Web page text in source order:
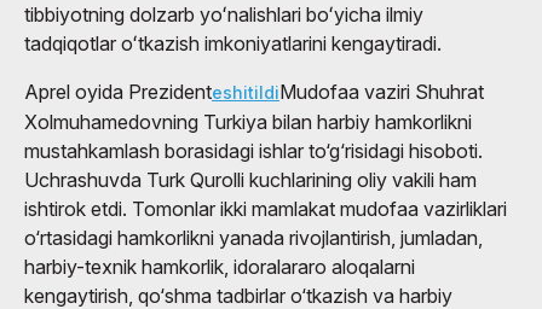
tibbiyotning dolzarb yoʻnalishlari boʻyicha ilmiy
tadqiqotlar oʻtkazish imkoniyatlarini kengaytiradi.
Aprel oyida PrezidenteshitildiMudofaa vaziri Shuhrat
Xolmuhamedovning Turkiya bilan harbiy hamkorlikni
mustahkamlash borasidagi ishlar to‘g‘risidagi hisoboti.
Uchrashuvda Turk Qurolli kuchlarining oliy vakili ham
ishtirok etdi. Tomonlar ikki mamlakat mudofaa vazirliklari
o‘rtasidagi hamkorlikni yanada rivojlantirish, jumladan,
harbiy-texnik hamkorlik, idoralararo aloqalarni
kengaytirish, qo‘shma tadbirlar o‘tkazish va harbiy